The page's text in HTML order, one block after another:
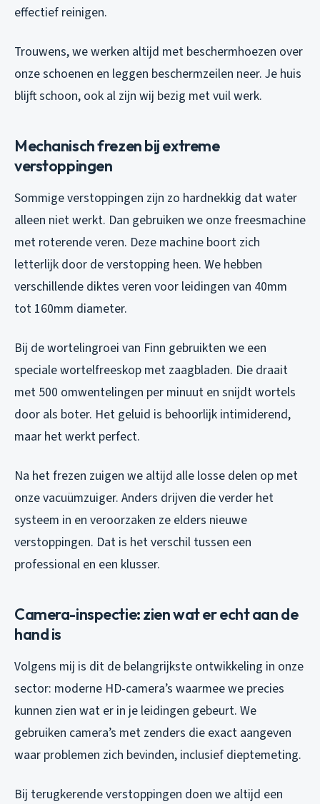
effectief reinigen.
Trouwens, we werken altijd met beschermhoezen over
onze schoenen en leggen beschermzeilen neer. Je huis
blijft schoon, ook al zijn wij bezig met vuil werk.
Mechanisch frezen bij extreme
verstoppingen
Sommige verstoppingen zijn zo hardnekkig dat water
alleen niet werkt. Dan gebruiken we onze freesmachine
met roterende veren. Deze machine boort zich
letterlijk door de verstopping heen. We hebben
verschillende diktes veren voor leidingen van 40mm
tot 160mm diameter.
Bij de wortelingroei van Finn gebruikten we een
speciale wortelfreeskop met zaagbladen. Die draait
met 500 omwentelingen per minuut en snijdt wortels
door als boter. Het geluid is behoorlijk intimiderend,
maar het werkt perfect.
Na het frezen zuigen we altijd alle losse delen op met
onze vacuümzuiger. Anders drijven die verder het
systeem in en veroorzaken ze elders nieuwe
verstoppingen. Dat is het verschil tussen een
professional en een klusser.
Camera-inspectie: zien wat er echt aan de
hand is
Volgens mij is dit de belangrijkste ontwikkeling in onze
sector: moderne HD-camera’s waarmee we precies
kunnen zien wat er in je leidingen gebeurt. We
gebruiken camera’s met zenders die exact aangeven
waar problemen zich bevinden, inclusief dieptemeting.
Bij terugkerende verstoppingen doen we altijd een